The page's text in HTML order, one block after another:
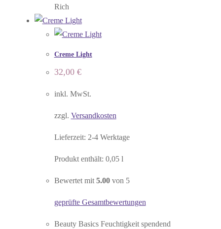
Rich
Creme Light
32,00 €
inkl. MwSt.
zzgl. Versandkosten
Lieferzeit: 2-4 Werktage
Produkt enthält: 0,05 l
Bewertet mit 5.00von 5
geprüfte Gesamtbewertungen
Beauty Basics Feuchtigkeit spendend